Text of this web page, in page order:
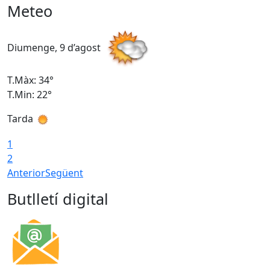
Meteo
Diumenge, 9 d’agost
T.Màx: 34°
T.Min: 22°
Tarda
1
2
AnteriorSegüent
Butlletí digital